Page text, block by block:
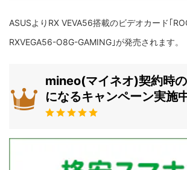
ASUSよりRX VEVA56搭載のビデオカード｢
RXVEGA56-O8G-GAMING｣が発売されます。
mineo(マイネオ)契約時
になるキャンペーン実施